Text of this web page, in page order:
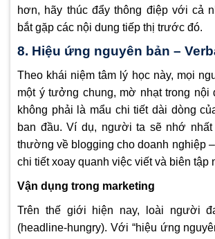
hơn, hãy thúc đẩy thông điệp với cả
bắt gặp các nội dung tiếp thị trước đó.
8. Hiệu ứng nguyên bản –
Theo khái niệm tâm lý học này, mọi
một ý tưởng chung, mờ nhạt trong nội
không phải là mẩu chi tiết dài dòng
ban đầu. Ví dụ, người ta sẽ nhớ nhất
thường về blogging cho doanh nghiệp
chi tiết xoay quanh việc viết và biên tập
Vận dụng trong marketing
Trên thế giới hiện nay, loài người
(headline-hungry). Với “hiệu ứng